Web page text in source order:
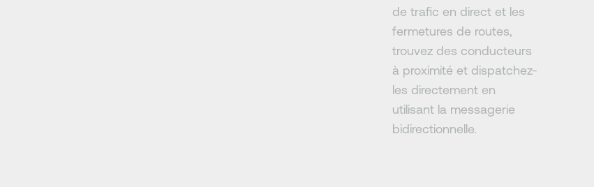
de trafic en direct et les
fermetures de routes,
trouvez des conducteurs
à proximité et dispatchez-
les directement en
utilisant la messagerie
bidirectionnelle.